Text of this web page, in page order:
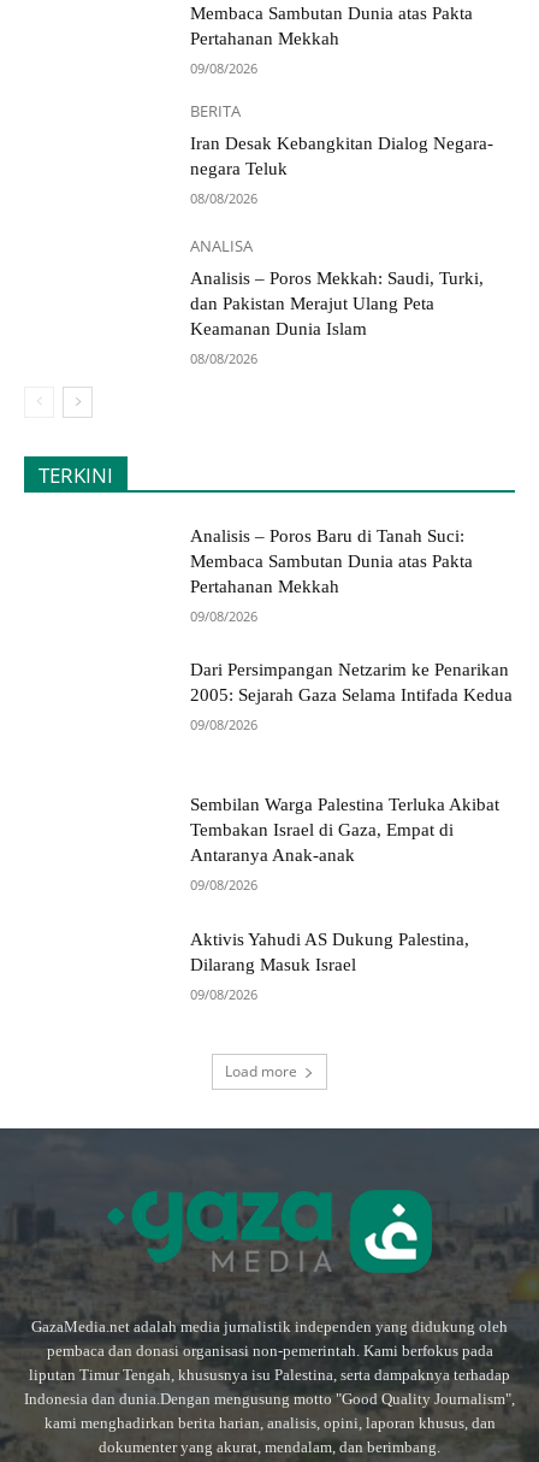
Membaca Sambutan Dunia atas Pakta
Pertahanan Mekkah
09/08/2026
BERITA
Iran Desak Kebangkitan Dialog Negara-
negara Teluk
08/08/2026
ANALISA
Analisis – Poros Mekkah: Saudi, Turki,
dan Pakistan Merajut Ulang Peta
Keamanan Dunia Islam
08/08/2026
TERKINI
Analisis – Poros Baru di Tanah Suci:
Membaca Sambutan Dunia atas Pakta
Pertahanan Mekkah
09/08/2026
Dari Persimpangan Netzarim ke Penarikan
2005: Sejarah Gaza Selama Intifada Kedua
09/08/2026
Sembilan Warga Palestina Terluka Akibat
Tembakan Israel di Gaza, Empat di
Antaranya Anak-anak
09/08/2026
Aktivis Yahudi AS Dukung Palestina,
Dilarang Masuk Israel
09/08/2026
Load more
GazaMedia.net adalah media jurnalistik independen yang didukung oleh
pembaca dan donasi organisasi non-pemerintah. Kami berfokus pada
liputan Timur Tengah, khususnya isu Palestina, serta dampaknya terhadap
Indonesia dan dunia.Dengan mengusung motto "Good Quality Journalism",
kami menghadirkan berita harian, analisis, opini, laporan khusus, dan
dokumenter yang akurat, mendalam, dan berimbang.